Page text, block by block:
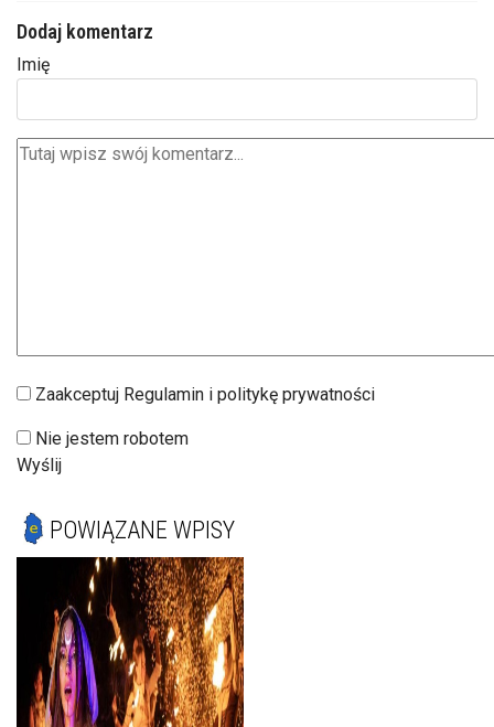
Dodaj komentarz
Imię
Zaakceptuj Regulamin i politykę prywatności
Nie jestem robotem
Wyślij
POWIĄZANE WPISY